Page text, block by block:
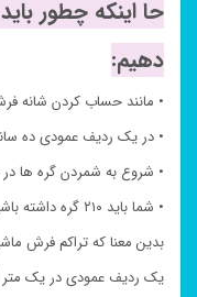
دهیم:
• مانند حساب کردن شانه
• در یک ردیف عمودی ده
• شروع به شمردن گره ها در
• شما باید ۲۱۰ گره داشته باشید.
بدین معنا که تراکم فرش
یک ردیف عمودی در یک